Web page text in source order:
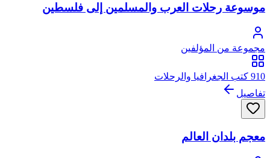
موسوعة رحلات العرب والمسلمين إلى فلسطين
مجموعة من المؤلفين
910 كتب الجغرافيا والرحلات
تفاصيل
معجم بلدان العالم